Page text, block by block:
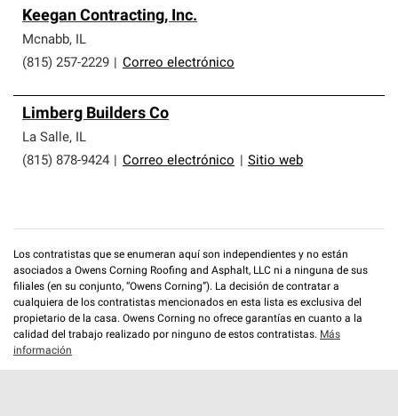
Keegan Contracting, Inc.
Mcnabb, IL
(815) 257-2229
Correo electrónico
Limberg Builders Co
La Salle, IL
(815) 878-9424
Correo electrónico Sitio web
Los contratistas que se enumeran aquí son independientes y no están
asociados a Owens Corning Roofing and Asphalt, LLC ni a ninguna de sus
filiales (en su conjunto, “Owens Corning”). La decisión de contratar a
cualquiera de los contratistas mencionados en esta lista es exclusiva del
propietario de la casa. Owens Corning no ofrece garantías en cuanto a la
calidad del trabajo realizado por ninguno de estos contratistas. Más
información